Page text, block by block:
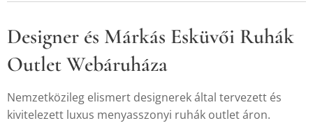
Designer és Márkás Esküvői Ruhák
Outlet Webáruháza
Nemzetközileg elismert designerek által tervezett és
kivitelezett luxus menyasszonyi ruhák outlet áron.